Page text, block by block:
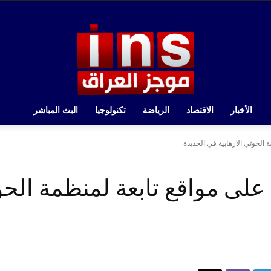
الأخبار الاقتصاد الرياضة تكنولوجيا البث المباشر
الارهابية في الحديدة
على مواقع تابعة لمنظمة